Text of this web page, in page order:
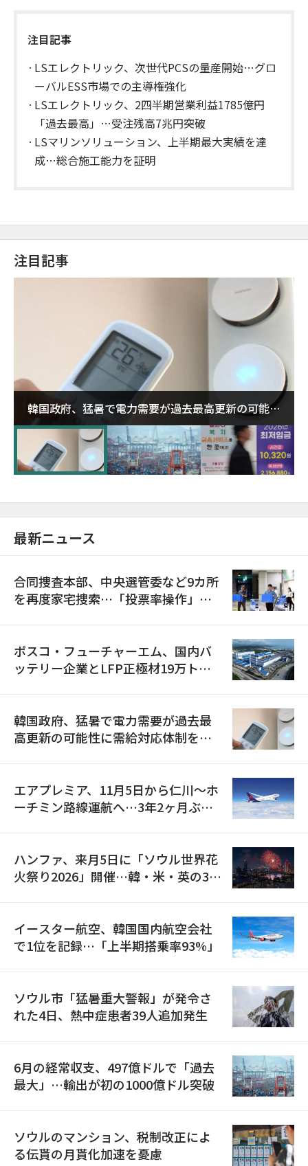
注目記事
LSエレクトリック、次世代PCSの量産開始…グロ
ーバルESS市場での主導権強化
LSエレクトリック、2四半期営業利益1785億円
「過去最高」…受注残高7兆円突破
LSマリンソリューション、上半期最大実績を達
成…総合施工能力を証明
注目記事
韓国政府、猛暑で電力需要が過去最高更新の可能性
に需給対応体制を点検
最新ニュース
合同捜査本部、中央選管委など9カ所
を再度家宅捜索…「投票率操作」の
ポスコ・フューチャーエム、国内バ
ッテリー企業とLFP正極材19万トン
韓国政府、猛暑で電力需要が過去最
高更新の可能性に需給対応体制を点
エアプレミア、11月5日から仁川〜ホ
ーチミン路線運航へ…3年2ヶ月ぶり
ハンファ、来月5日に「ソウル世界花
火祭り2026」開催…韓・米・英の3カ
イースター航空、韓国国内航空会社
で1位を記録…「上半期搭乗率93%」
ソウル市「猛暑重大警報」が発令さ
れた4日、熱中症患者39人追加発生
6月の経常収支、497億ドルで「過去
最大」…輸出が初の1000億ドル突破
ソウルのマンション、税制改正によ
る伝貰の月貰化加速を憂慮